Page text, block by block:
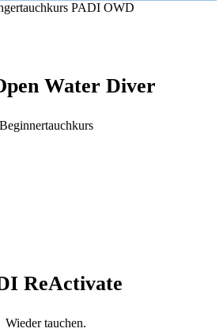
Water Diver
Beginnertauchkurs
ReActivate
Wieder tauchen.